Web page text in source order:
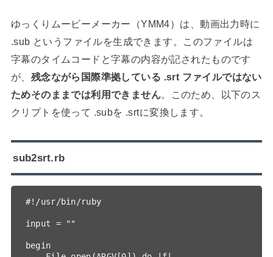
ゆっくりムービーメーカー（YMM4）は、動画出力時に
.sub というファイルを生成できます。このファイルは
字幕のタイムコードと字幕の内容が記されたものです
が、 残念ながら国際準拠している .srt ファイルではない
ためそのままでは利用できません。このため、以下のス
クリプトを使って .subを .srtに変換します。
sub2srt.rb
#!/usr/bin/ruby
input = ""
begin